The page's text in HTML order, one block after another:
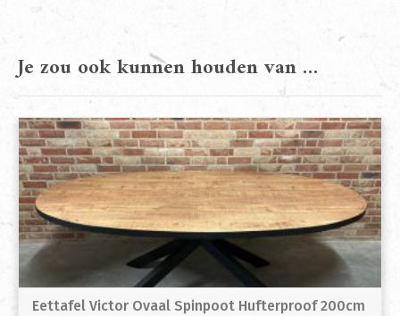
Je zou ook kunnen houden van …
Eettafel Victor Ovaal Spinpoot Hufterproof 200cm